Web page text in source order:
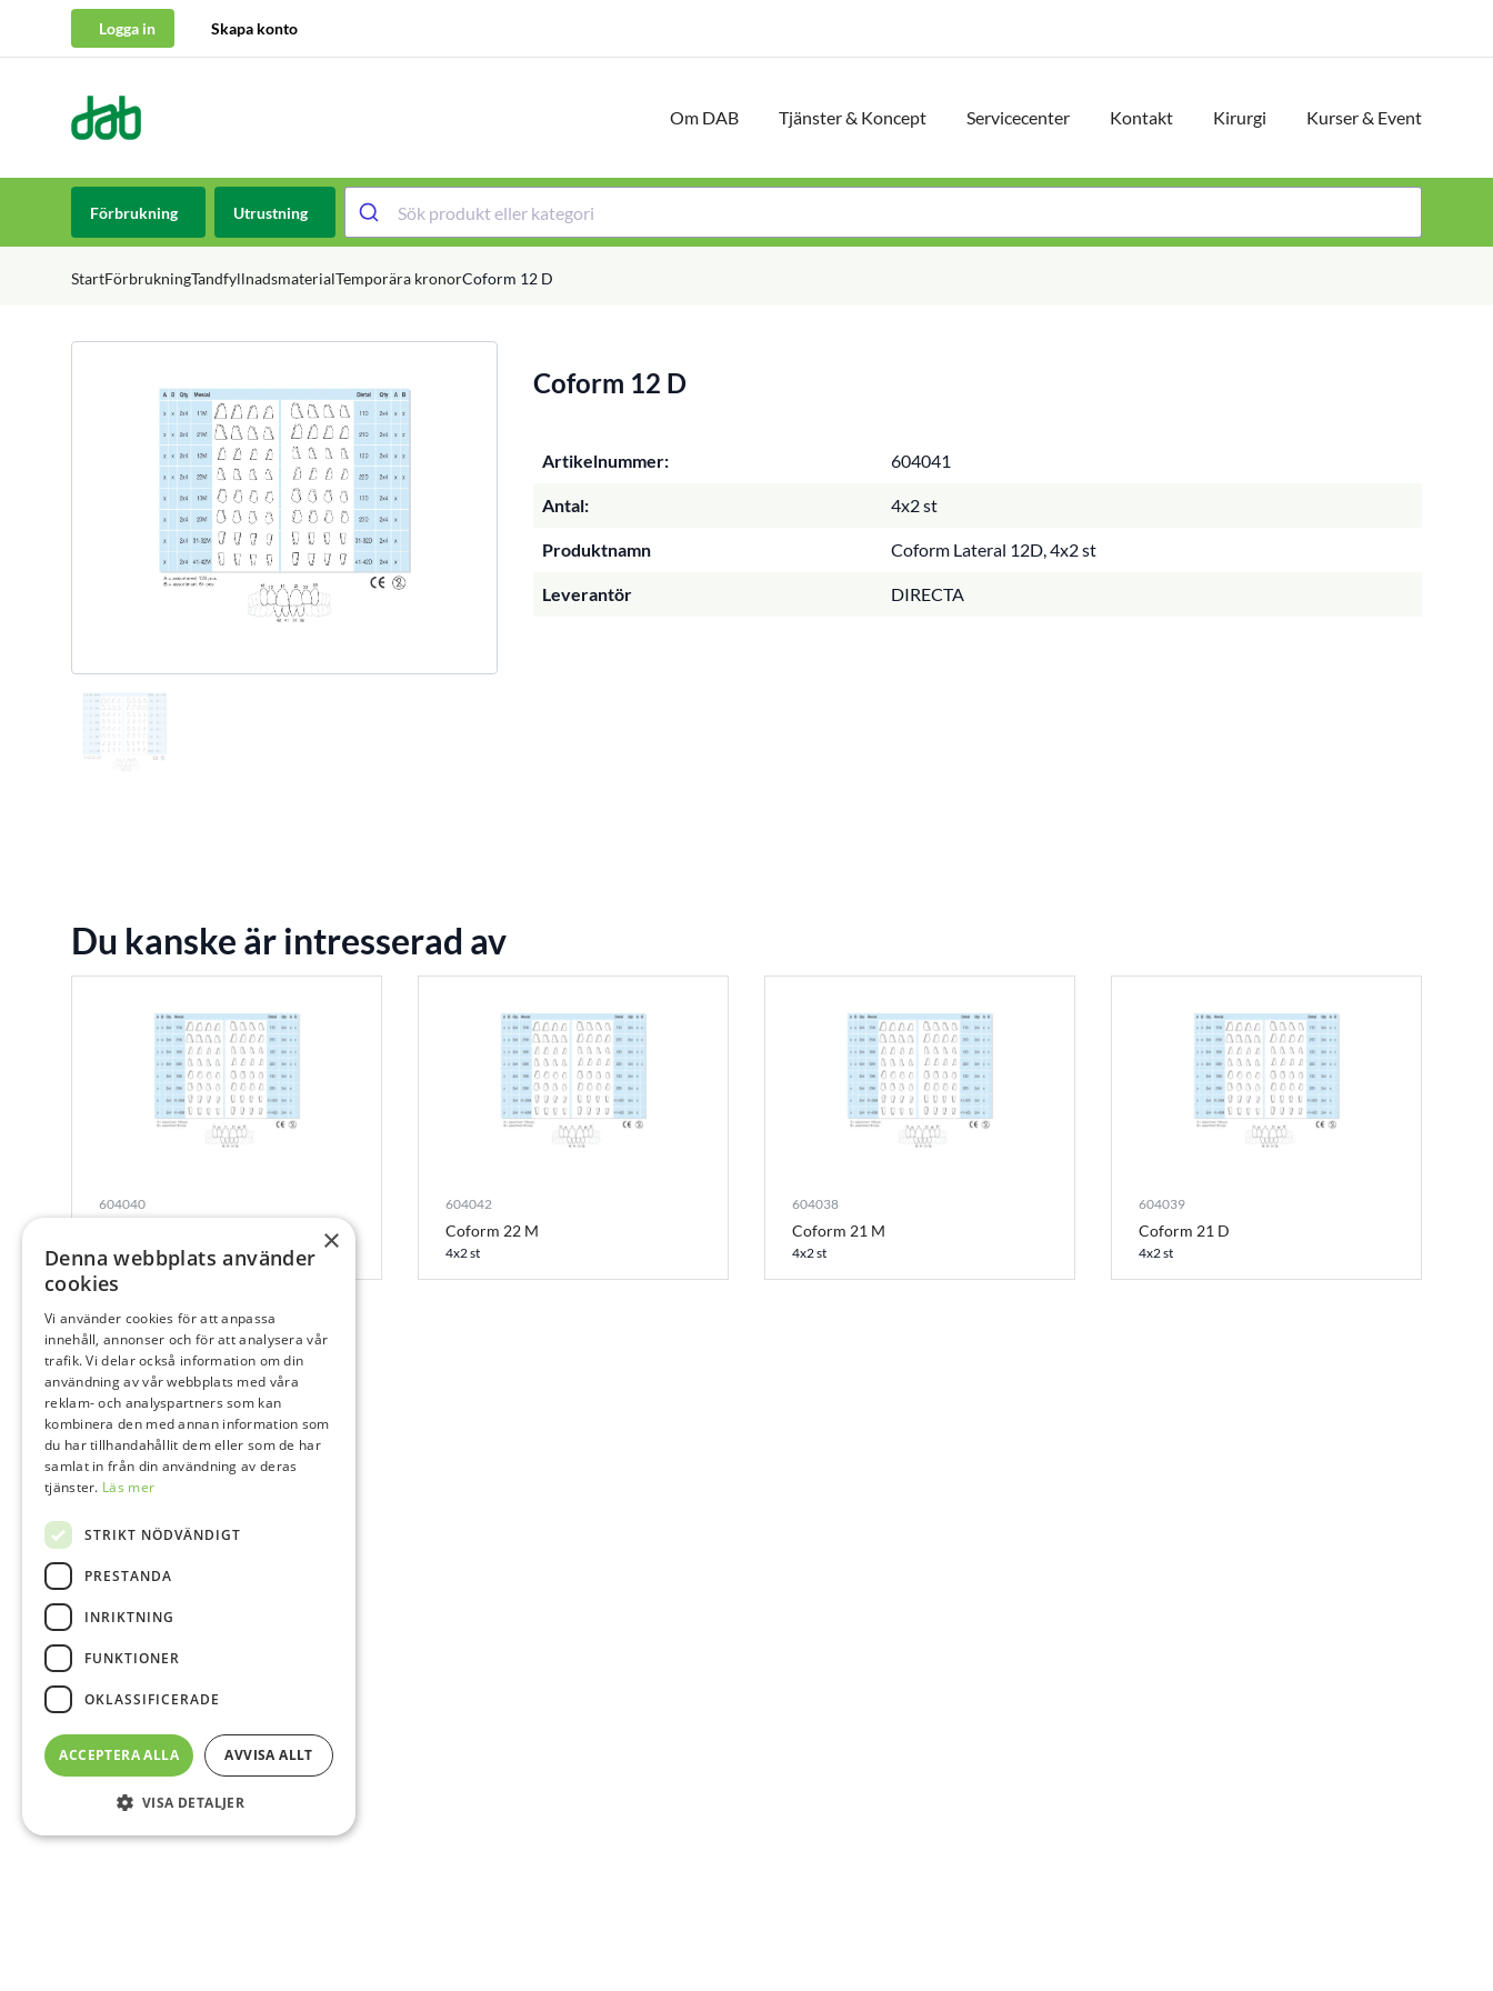
Logga in Skapa konto
DAB Dental Om DAB Tjänster & Koncept Servicecenter Kontakt Kirurgi Kurser & Event
Förbrukning Utrustning
StartFörbrukningTandfyllnadsmaterialTemporära kronorCoform 12 D
Coform 12 D
Artikelnummer: 604041
Antal: 4x2 st
Produktnamn Coform Lateral 12D, 4x2 st
Leverantör DIRECTA
Du kanske är intresserad av
604040
4x2 st
604042
Coform 22 M
4x2 st
604038
Coform 21 M
4x2 st
604039
Coform 21 D
4x2 st
×
Denna webbplats använder
cookies
Vi använder cookies för att anpassa
innehåll, annonser och för att analysera vår
trafik. Vi delar också information om din
användning av vår webbplats med våra
reklam- och analyspartners som kan
kombinera den med annan information som
du har tillhandahållit dem eller som de har
samlat in från din användning av deras
tjänster. Läs mer
STRIKT NÖDVÄNDIGT
PRESTANDA
INRIKTNING
FUNKTIONER
OKLASSIFICERADE
ACCEPTERA ALLA AVVISA ALLT
VISA DETALJER